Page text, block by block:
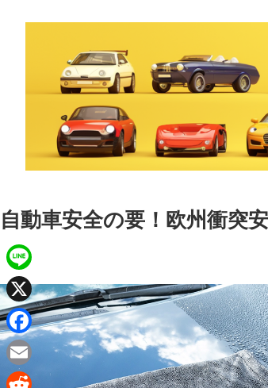
自動車安全の要！欧州衝突
L
i
n
e
X
F
a
E